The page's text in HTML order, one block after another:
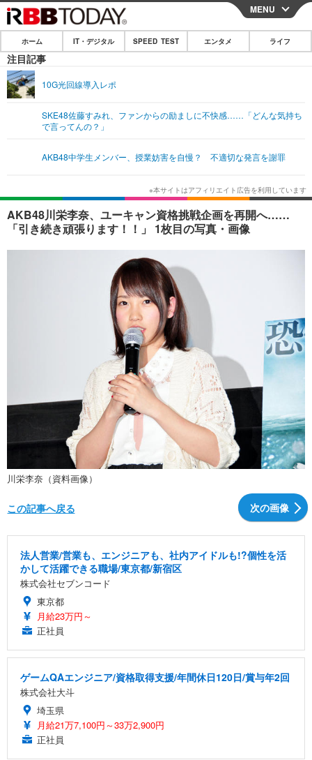
CLOSE
ホーム
IT・デジタル
ネタ
ショッピング その他
エンタメTOP 映画・ドラマ
韓国・芸能
音楽 スポーツ
ライフTOP グルメ
ペット ショッピング
その他
リリース一覧
プッシュ通知の停止方法
MENU
ホーム IT・デジタル SPEED TEST エンタメ ライフ
注目記事
10G光回線導入レポ
SKE48佐藤すみれ、ファンからの励ましに不快感……「どんな気持ち
で言ってんの？」
AKB48中学生メンバー、授業妨害を自慢？ 不適切な発言を謝罪
AKB48川栄李奈、ユーキャン資格挑戦企画を再開へ……
「引き続き頑張ります！！」 1枚目の写真・画像
川栄李奈（資料画像）
次の画像
この記事へ戻る
法人営業/営業も、エンジニアも、社内アイドルも!?個性を活
かして活躍できる職場/東京都/新宿区
株式会社セブンコード
東京都
月給23万円～
正社員
ゲームQAエンジニア/資格取得支援/年間休日120日/賞与年2回
株式会社大斗
埼玉県
月給21万7,100円～33万2,900円
正社員